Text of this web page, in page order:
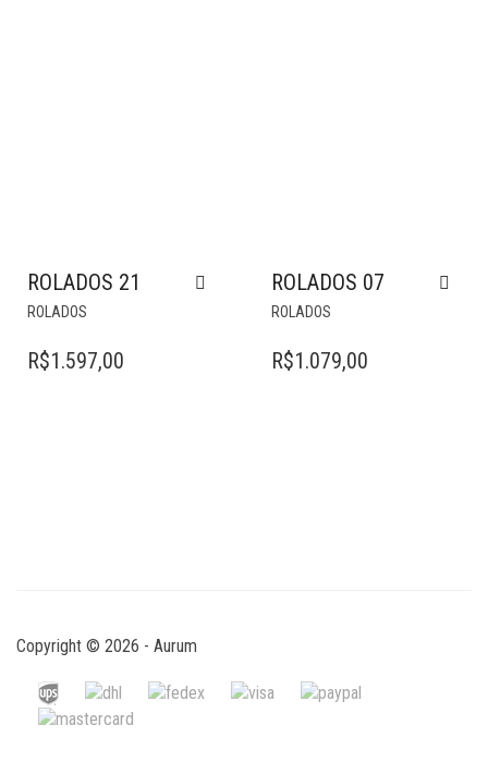
ROLADOS 21
ROLADOS
R$1.597,00
ROLADOS 07
ROLADOS
R$1.079,00
Copyright © 2026 - Aurum